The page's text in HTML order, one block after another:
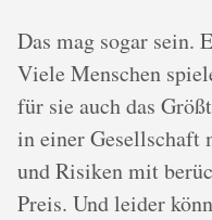
Das mag sogar sein.
Viele Menschen
für sie auch das
in einer Gesellschaft
und Risiken mit
Preis. Und leider